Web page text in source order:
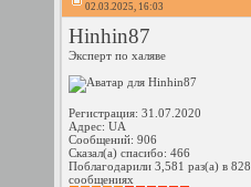
02.03.2025, 16:03
Hinhin87
Эксперт по халяве
Регистрация: 31.07.2020
Адрес: UA
Сообщений: 906
Сказал(а) спасибо: 466
Поблагодарили 3,581 раз(а) в 828
сообщениях